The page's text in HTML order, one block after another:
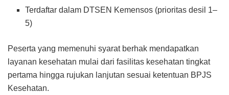
Terdaftar dalam DTSEN Kemensos (prioritas desil 1–
5)
Peserta yang memenuhi syarat berhak mendapatkan
layanan kesehatan mulai dari fasilitas kesehatan tingkat
pertama hingga rujukan lanjutan sesuai ketentuan BPJS
Kesehatan.